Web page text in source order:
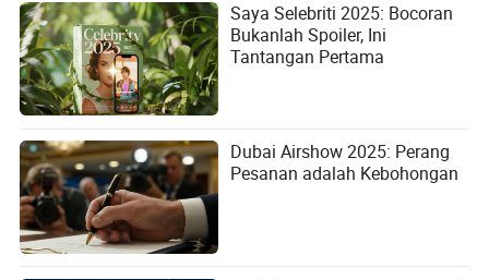
Saya Selebriti 2025: Bocoran
Bukanlah Spoiler, Ini
Tantangan Pertama
Dubai Airshow 2025: Perang
Pesanan adalah Kebohongan